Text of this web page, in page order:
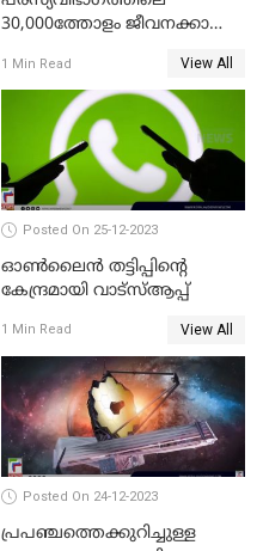
30,000ത്തോളം ജീവനക്കാരെ
ഗൂഗിള്‍
1 Min Read View All
Posted On 25-12-2023
ഓണ്‍ലൈന്‍ തട്ടിപ്പിന്റെ
കേന്ദ്രമായി വാട്സ്ആപ്പ്
1 Min Read View All
Posted On 24-12-2023
പ്രപഞ്ചത്തെക്കുറിച്ചുള്ള